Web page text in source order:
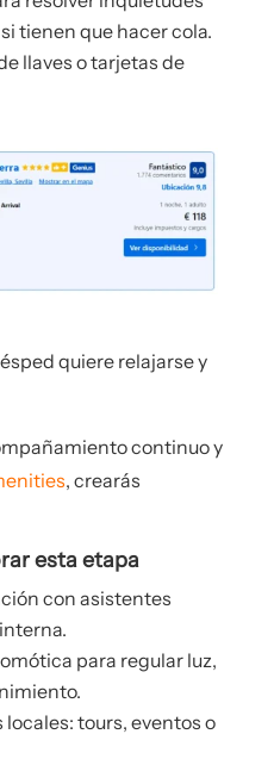
tienen que hacer cola.
llaves o tarjetas de
quiere relajarse y
continuo y
, crearás
esta etapa
con asistentes
para regular luz,
tours, eventos o